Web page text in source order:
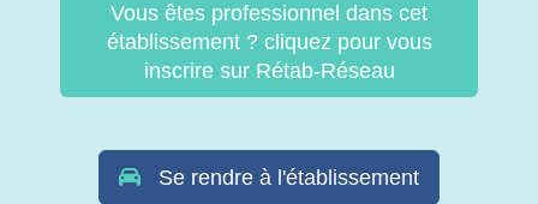
Vous êtes professionnel dans cet
établissement ? cliquez pour vous
inscrire sur Rétab-Réseau
Se rendre à l'établissement